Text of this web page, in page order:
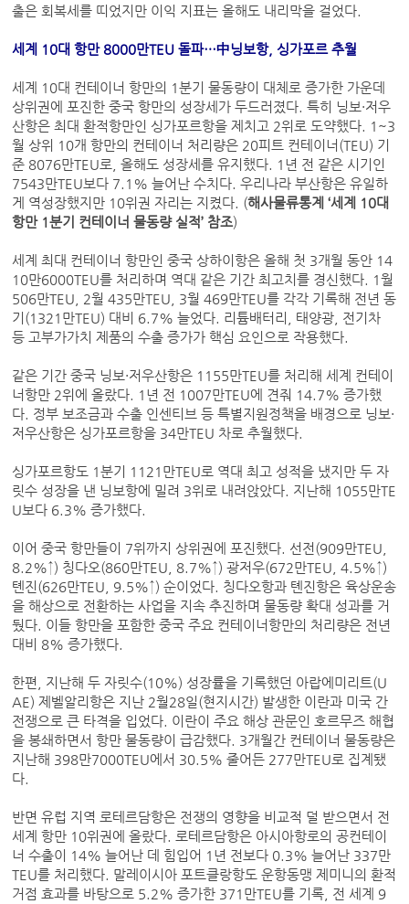
출은 회복세를 띠었지만 이익 지표는 올해도 내리막을 걸었다.
‌세계 10대 항만 8000만TEU 돌파…中닝보항, 싱가포르 추월
세계 10대 컨테이너 항만의 1분기 물동량이 대체로 증가한 가운데
상위권에 포진한 중국 항만의 성장세가 두드러졌다. 특히 닝보·저우
산항은 최대 환적항만인 싱가포르항을 제치고 2위로 도약했다. 1~3
월 상위 10개 항만의 컨테이너 처리량은 20피트 컨테이너(TEU) 기
준 8076만TEU로, 올해도 성장세를 유지했다. 1년 전 같은 시기인
7543만TEU보다 7.1% 늘어난 수치다. 우리나라 부산항은 유일하
게 역성장했지만 10위권 자리는 지켰다. (해사물류통계 ‘세계 10대
항만 1분기 컨테이너 물동량 실적’ 참조)
세계 최대 컨테이너 항만인 중국 상하이항은 올해 첫 3개월 동안 14
10만6000TEU를 처리하며 역대 같은 기간 최고치를 경신했다. 1월
506만TEU, 2월 435만TEU, 3월 469만TEU를 각각 기록해 전년 동
기(1321만TEU) 대비 6.7% 늘었다. 리튬배터리, 태양광, 전기차
등 고부가가치 제품의 수출 증가가 핵심 요인으로 작용했다.
같은 기간 중국 닝보·저우산항은 1155만TEU를 처리해 세계 컨테이
너항만 2위에 올랐다. 1년 전 1007만TEU에 견줘 14.7% 증가했
다. 정부 보조금과 수출 인센티브 등 특별지원정책을 배경으로 닝보·
저우산항은 싱가포르항을 34만TEU 차로 추월했다.
싱가포르항도 1분기 1121만TEU로 역대 최고 성적을 냈지만 두 자
릿수 성장을 낸 닝보항에 밀려 3위로 내려앉았다. 지난해 1055만TE
U보다 6.3% 증가했다.
이어 중국 항만들이 7위까지 상위권에 포진했다. 선전(909만TEU,
8.2%↑) 칭다오(860만TEU, 8.7%↑) 광저우(672만TEU, 4.5%↑)
톈진(626만TEU, 9.5%↑) 순이었다. 칭다오항과 톈진항은 육상운송
을 해상으로 전환하는 사업을 지속 추진하며 물동량 확대 성과를 거
뒀다. 이들 항만을 포함한 중국 주요 컨테이너항만의 처리량은 전년
대비 8% 증가했다.
한편, 지난해 두 자릿수(10%) 성장률을 기록했던 아랍에미리트(U
AE) 제벨알리항은 지난 2월28일(현지시간) 발생한 이란과 미국 간
전쟁으로 큰 타격을 입었다. 이란이 주요 해상 관문인 호르무즈 해협
을 봉쇄하면서 항만 물동량이 급감했다. 3개월간 컨테이너 물동량은
지난해 398만7000TEU에서 30.5% 줄어든 277만TEU로 집계됐
다.
반면 유럽 지역 로테르담항은 전쟁의 영향을 비교적 덜 받으면서 전
세계 항만 10위권에 올랐다. 로테르담항은 아시아항로의 공컨테이
너 수출이 14% 늘어난 데 힘입어 1년 전보다 0.3% 늘어난 337만
TEU를 처리했다. 말레이시아 포트클랑항도 운항동맹 제미니의 환적
거점 효과를 바탕으로 5.2% 증가한 371만TEU를 기록, 전 세계 9